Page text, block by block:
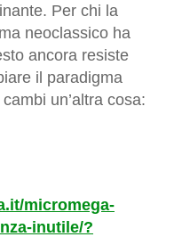
Per chi la
neoclassico ha
ancora resiste
il paradigma
un’altra cosa:
micromega-
inutile/?